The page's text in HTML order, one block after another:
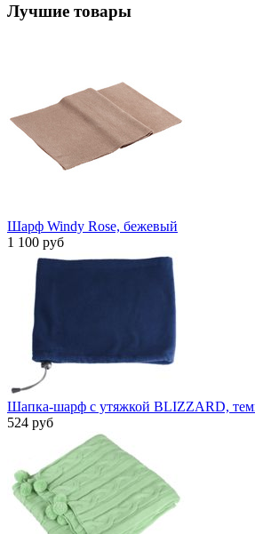
Лучшие товары
Шарф Windy Rose, бежевый
1 100 руб
Шапка-шарф с утяжкой BLIZZARD,
524 руб